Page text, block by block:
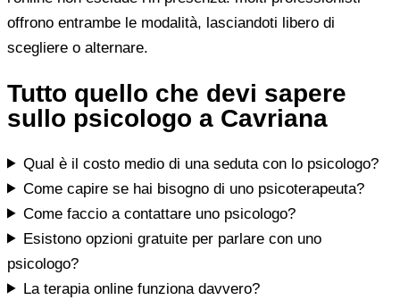
offrono entrambe le modalità, lasciandoti libero di
scegliere o alternare.
Tutto quello che devi sapere
sullo psicologo a Cavriana
Qual è il costo medio di una seduta con lo psicologo?
Come capire se hai bisogno di uno psicoterapeuta?
Come faccio a contattare uno psicologo?
Esistono opzioni gratuite per parlare con uno
psicologo?
La terapia online funziona davvero?